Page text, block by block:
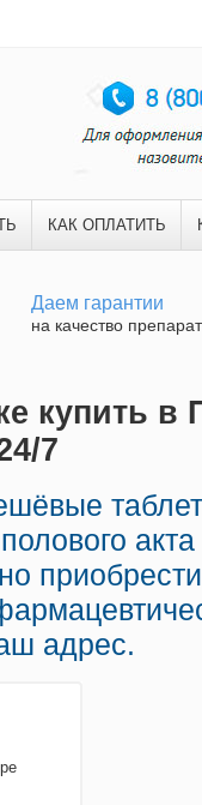
КАК ОПЛАТИТЬ
Даем гарантии
на качество
купить в
7
адрес.